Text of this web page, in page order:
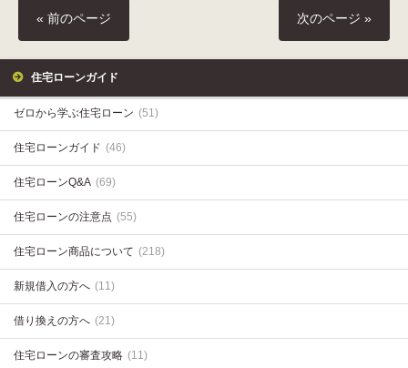
« 前のページ 次のページ »
住宅ローンガイド
ゼロから学ぶ住宅ローン (51)
住宅ローンガイド (46)
住宅ローンQ&A (69)
住宅ローンの注意点 (55)
住宅ローン商品について (218)
新規借入の方へ (11)
借り換えの方へ (21)
住宅ローンの審査攻略 (11)